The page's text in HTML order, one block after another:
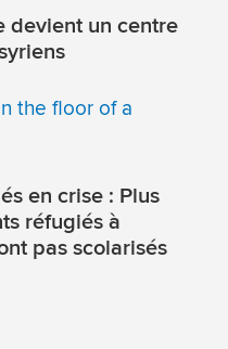
devient un centre
en crise : Plus
réfugiés à
pas scolarisés